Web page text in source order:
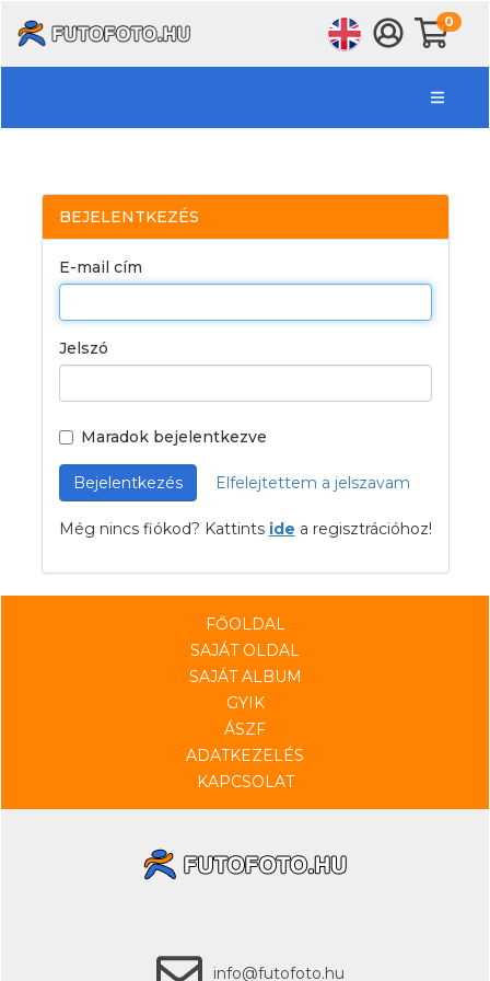
0
BEJELENTKEZÉS
E-mail cím
Jelszó
Maradok bejelentkezve
Bejelentkezés Elfelejtettem a jelszavam
Még nincs fiókod? Kattints ide a regisztrációhoz!
FŐOLDAL
SAJÁT OLDAL
SAJÁT ALBUM
GYIK
ÁSZF
ADATKEZELÉS
KAPCSOLAT
info@futofoto.hu